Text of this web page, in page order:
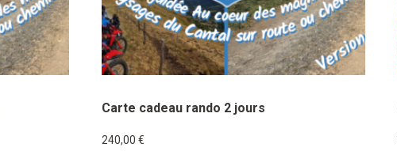
Carte cadeau rando 2 jours
240,00€